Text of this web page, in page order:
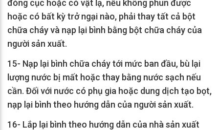
đóng cục hoặc có vật lạ, nếu không phun được
hoặc có bất kỳ trở ngại nào, phải thay tất cả bột
chữa cháy và nạp lại bình bằng bột chữa cháy của
người sản xuất.
15- Nạp lại bình chữa cháy tới mức ban đầu, bù lại
lượng nước bị mất hoặc thay bằng nước sạch nếu
cần. Đối với nước có phụ gia hoặc dung dịch tạo bọt,
nạp lại bình theo hướng dẫn của người sản xuất.
16- Lắp lại bình theo hướng dẫn của nhà sản xuất